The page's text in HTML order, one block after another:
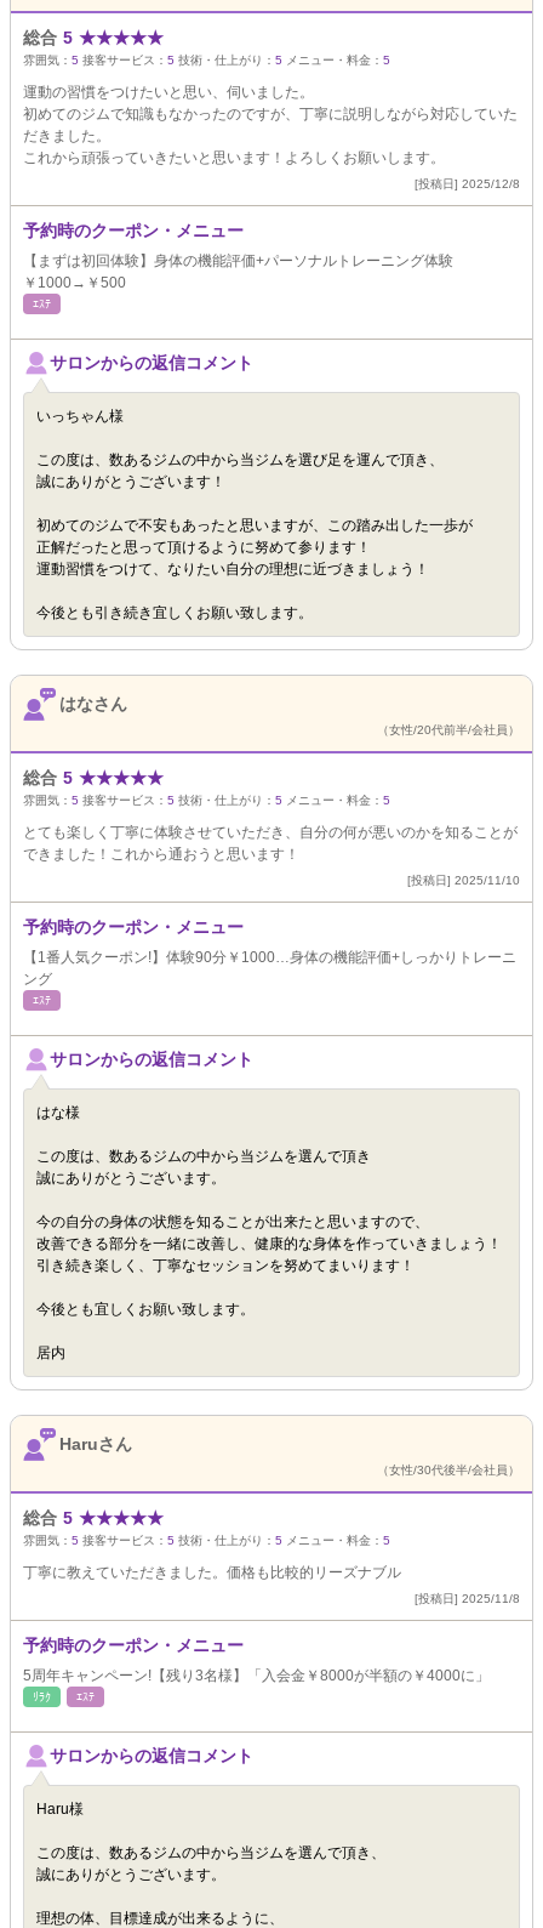
総合 5 ★★★★★
雰囲気： 5 接客サービス： 5 技術・仕上がり： 5 メニュー・料金： 5
運動の習慣をつけたいと思い、伺いました。
初めてのジムで知識もなかったのですが、丁寧に説明しながら対応していた
だきました。
これから頑張っていきたいと思います！よろしくお願いします。
[投稿日] 2025/12/8
予約時のクーポン・メニュー
【まずは初回体験】身体の機能評価+パーソナルトレーニング体験
￥1000→￥500
ｴｽﾃ
サロンからの返信コメント
いっちゃん様
この度は、数あるジムの中から当ジムを選び足を運んで頂き、
誠にありがとうございます！
初めてのジムで不安もあったと思いますが、この踏み出した一歩が
正解だったと思って頂けるように努めて参ります！
運動習慣をつけて、なりたい自分の理想に近づきましょう！
今後とも引き続き宜しくお願い致します。
はなさん
（女性/20代前半/会社員）
総合 5 ★★★★★
雰囲気： 5 接客サービス： 5 技術・仕上がり： 5 メニュー・料金： 5
とても楽しく丁寧に体験させていただき、自分の何が悪いのかを知ることが
できました！これから通おうと思います！
[投稿日] 2025/11/10
予約時のクーポン・メニュー
【1番人気クーポン!】体験90分￥1000…身体の機能評価+しっかりトレーニ
ング
ｴｽﾃ
サロンからの返信コメント
はな様
この度は、数あるジムの中から当ジムを選んで頂き
誠にありがとうございます。
今の自分の身体の状態を知ることが出来たと思いますので、
改善できる部分を一緒に改善し、健康的な身体を作っていきましょう！
引き続き楽しく、丁寧なセッションを努めてまいります！
今後とも宜しくお願い致します。
居内
Haruさん
（女性/30代後半/会社員）
総合 5 ★★★★★
雰囲気： 5 接客サービス： 5 技術・仕上がり： 5 メニュー・料金： 5
丁寧に教えていただきました。価格も比較的リーズナブル
[投稿日] 2025/11/8
予約時のクーポン・メニュー
5周年キャンペーン!【残り3名様】「入会金￥8000が半額の￥4000に」
ﾘﾗｸ ｴｽﾃ
サロンからの返信コメント
Haru様
この度は、数あるジムの中から当ジムを選んで頂き、
誠にありがとうございます。
理想の体、目標達成が出来るように、